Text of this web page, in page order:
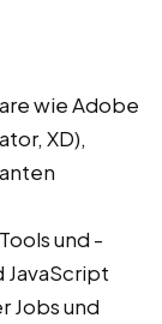
wie Adobe
XD),
und -
JavaScript
Jobs und